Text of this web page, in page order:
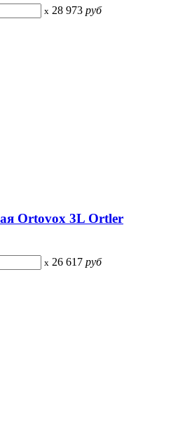
x 28 973 руб
Ortovox 3L Ortler
x 26 617 руб